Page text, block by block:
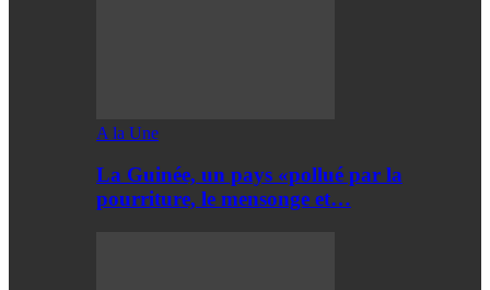
A la Une
La Guinée, un pays «pollué par la
pourriture, le mensonge et…